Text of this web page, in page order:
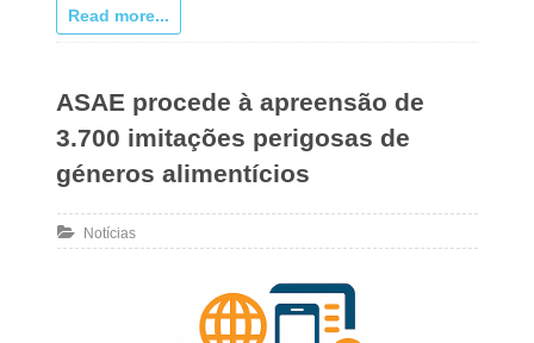
Read more...
ASAE procede à apreensão de
3.700 imitações perigosas de
géneros alimentícios
Notícias